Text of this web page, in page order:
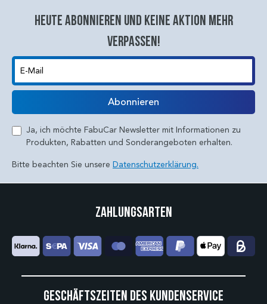
Heute abonnieren und keine aktion mehr
verpassen!
E-Mail
Abonnieren
Ja, ich möchte FabuCar Newsletter mit Informationen zu
Produkten, Rabatten und Sonderangeboten erhalten.
Bitte beachten Sie unsere Datenschutzerklärung.
Geschäftszeiten des Kundenservice
Zahlungsarten